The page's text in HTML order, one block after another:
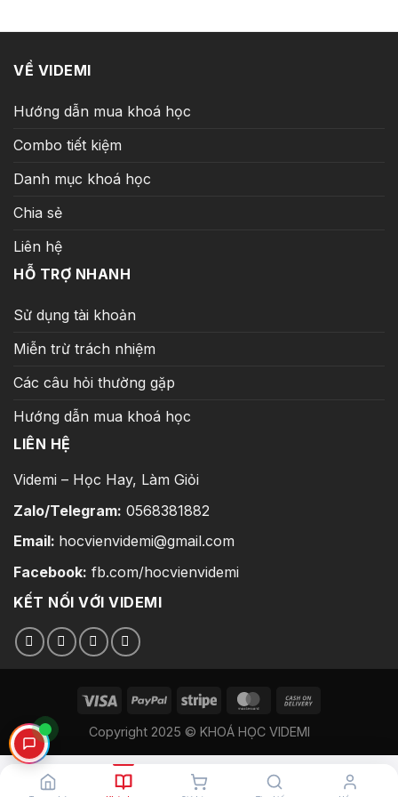
VỀ VIDEMI
Hướng dẫn mua khoá học
Combo tiết kiệm
Danh mục khoá học
Chia sẻ
Liên hệ
HỖ TRỢ NHANH
Sử dụng tài khoản
Miễn trừ trách nhiệm
Các câu hỏi thường gặp
Hướng dẫn mua khoá học
LIÊN HỆ
Videmi – Học Hay, Làm Giỏi
Zalo/Telegram: 0568381882
Email: hocvienvidemi@gmail.com
Facebook: fb.com/hocvienvidemi
KẾT NỐI VỚI VIDEMI
Copyright 2025 © KHOÁ HỌC VIDEMI